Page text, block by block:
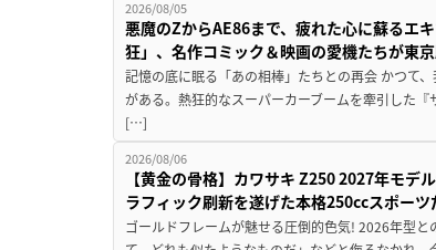
2026/08/05
悪魔のZからAE86まで、疲れた心に蘇るエ
狂」、名作コミック＆映画の愛機たちが東
記憶の底に眠る「あの相棒」たちとの再会 かつて
がある。熱狂的なスーパーカーブームを牽引した
[…]
2026/08/06
【黄金の骨格】カワサキ Z250 2027年モ
ラフィック刷新を遂げた本格250ccスポーツ
ゴールドフレームが魅せる圧倒的色気! 2026年型